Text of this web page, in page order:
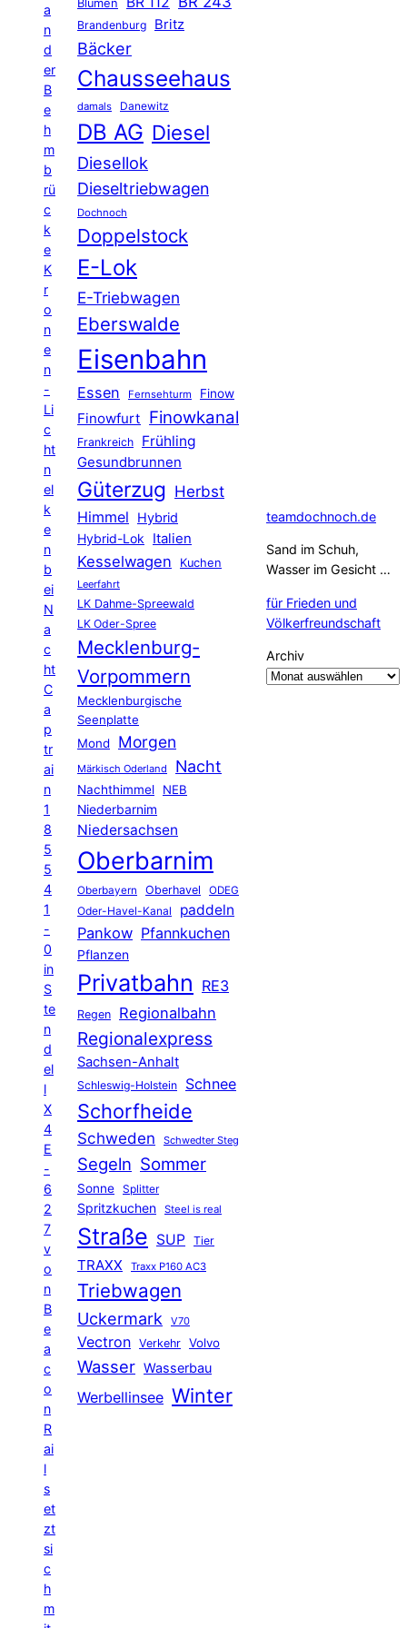
a
n
d
er
B
e
h
m
b
rü
c
k
e
K
r
o
n
e
n
-
Li
c
ht
n
el
k
e
n
b
ei
N
a
c
ht
C
a
p
tr
ai
n
1
8
5
5
4
1
-
0
in
S
te
n
d
el
l
X
4
E
-
6
2
7
v
o
n
B
e
a
c
o
n
R
ai
l
s
et
zt
si
c
h
m
Blumen
Brandenburg Britz
Bäcker
Chausseehaus
damals Danewitz
DB AG Diesel
Diesellok
Dieseltriebwagen
Dochnoch
Doppelstock
E-Lok
E-Triebwagen
Eberswalde
Eisenbahn
Essen Fernsehturm Finow
Finowfurt Finowkanal
Frankreich Frühling
Gesundbrunnen
Güterzug Herbst
Himmel
Hybrid
Hybrid-Lok Italien
Kesselwagen Kuchen
Leerfahrt
LK Dahme-Spreewald
LK Oder-Spree
Mecklenburg-
Vorpommern
Mecklenburgische
Seenplatte
Mond
Morgen
Märkisch Oderland Nacht
Nachthimmel
NEB
Niederbarnim
Niedersachsen
Oberbarnim
Oberbayern Oberhavel ODEG
Oder-Havel-Kanal paddeln
Pankow Pfannkuchen
Pflanzen
Privatbahn RE3
Regen Regionalbahn
Regionalexpress
Sachsen-Anhalt
Schleswig-Holstein Schnee
Schorfheide
Schweden Schwedter Steg
Segeln Sommer
Sonne Splitter
Spritzkuchen Steel is real
Straße SUP Tier
TRAXX Traxx P160 AC3
Triebwagen
Uckermark V70
Vectron Verkehr Volvo
Wasser Wasserbau
Werbellinsee Winter
teamdochnoch.de
Sand im Schuh,
Wasser im Gesicht …
für Frieden und
Völkerfreundschaft
Archiv